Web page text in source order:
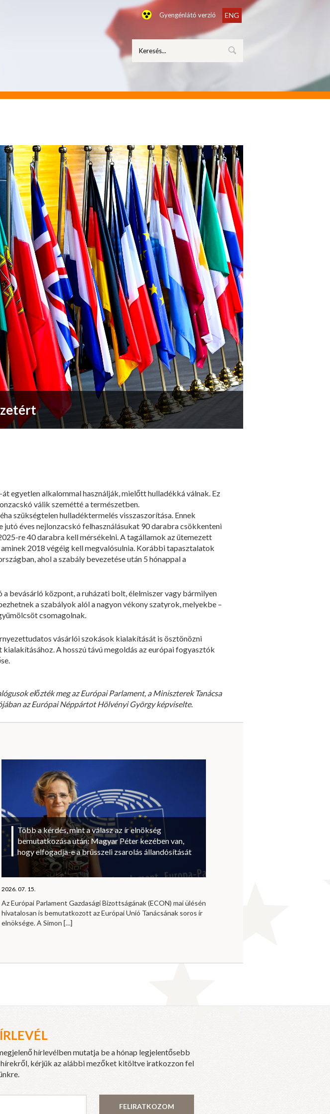
Gyengénlátó verzió ENG
egyetlen alkalommal használják, mielőtt hulladékká válnak. Ez
válik szemétté a természetben.
szükségtelen hulladéktermelés visszaszorítása. Ennek
éves nejlonzacskó felhasználásukat 90 darabra csökkenteni
re 40 darabra kell mérsékelni. A tagállamok az ütemezett
2018 végéig kell megvalósulnia. Korábbi tapasztalatok
ahol a szabály bevezetése után 5 hónappal a
bevásárló központ, a ruházati bolt, élelmiszer vagy bármilyen
a szabályok alól a nagyon vékony szatyrok, melyekbe –
csomagolnak.
vásárlói szokások kialakítását is ösztönözni
A hosszú távú megoldás az európai fogyasztók
előzték meg az Európai Parlament, a Miniszterek Tanácsa
az Európai Néppártot Hölvényi György képviselte.
Több a kérdés, mint a válasz az ír elnökség
bemutatkozása után: Magyar Péter kezében van,
hogy elfogadja-e a brüsszeli zsarolás állandósítását
2026. 07. 15.
Az Európai Parlament Gazdasági Bizottságának (ECON) mai ülésén
hivatalosan is bemutatkozott az Európai Unió Tanácsának soros ír
elnöksége. A Simon […]
hírlevélben mutatja be a hónap legjelentősebb
kérjük az alábbi mezőket kitöltve iratkozzon fel
FELIRATKOZOM